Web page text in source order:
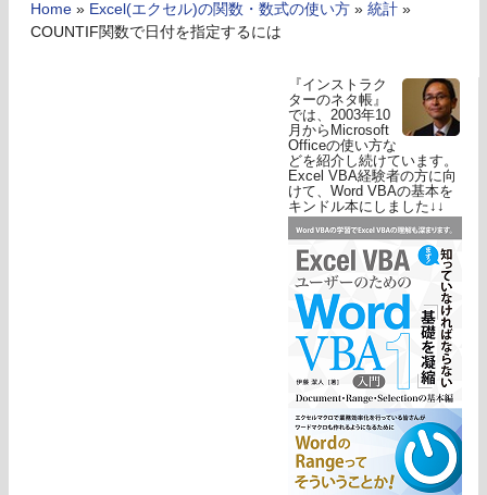
Home » Excel(エクセル)の関数・数式の使い方 » 統計 »
COUNTIF関数で日付を指定するには
『インストラク
ターのネタ帳』
では、2003年10
月からMicrosoft
Officeの使い方な
どを紹介し続けています。
Excel VBA経験者の方に向
けて、Word VBAの基本を
キンドル本にしました↓↓